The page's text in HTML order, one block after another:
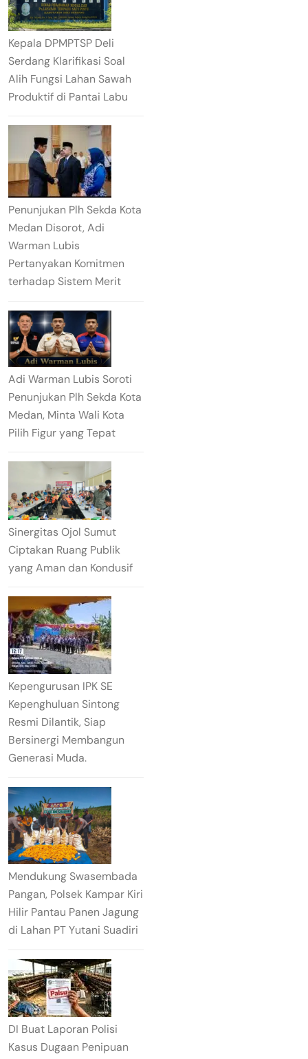
Kepala DPMPTSP Deli
Serdang Klarifikasi Soal
Alih Fungsi Lahan Sawah
Produktif di Pantai Labu
Penunjukan Plh Sekda Kota
Medan Disorot, Adi
Warman Lubis
Pertanyakan Komitmen
terhadap Sistem Merit
Adi Warman Lubis Soroti
Penunjukan Plh Sekda Kota
Medan, Minta Wali Kota
Pilih Figur yang Tepat
Sinergitas Ojol Sumut
Ciptakan Ruang Publik
yang Aman dan Kondusif
Kepengurusan IPK SE
Kepenghuluan Sintong
Resmi Dilantik, Siap
Bersinergi Membangun
Generasi Muda.
Mendukung Swasembada
Pangan, Polsek Kampar Kiri
Hilir Pantau Panen Jagung
di Lahan PT Yutani Suadiri
DI Buat Laporan Polisi
Kasus Dugaan Penipuan